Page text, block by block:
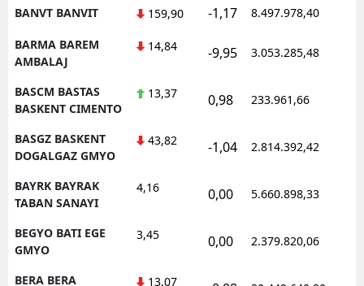
BANVT BANVIT 159,90 -1,17 8.497.978,40
BARMA BAREM
AMBALAJ
14,84 -9,95 3.053.285,48
BASCM BASTAS
BASKENT CIMENTO
13,37 0,98 233.961,66
BASGZ BASKENT
DOGALGAZ GMYO
43,82 -1,04 2.814.392,42
BAYRK BAYRAK
TABAN SANAYI
4,16 0,00 5.660.898,33
BEGYO BATI EGE
GMYO
3,45 0,00 2.379.820,06
BERA BERA 13,07